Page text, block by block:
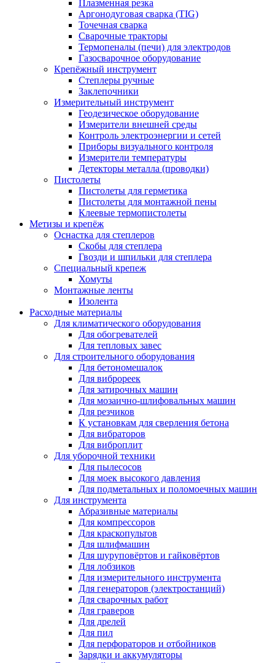
Плазменная резка
Аргонодуговая сварка (TIG)
Точечная сварка
Сварочные тракторы
Термопеналы (печи) для электродов
Газосварочное оборудование
Крепёжный инструмент
Степлеры ручные
Заклепочники
Измерительный инструмент
Геодезическое оборудование
Измерители внешней среды
Контроль электроэнергии и сетей
Приборы визуального контроля
Измерители температуры
Детекторы металла (проводки)
Пистолеты
Пистолеты для герметика
Пистолеты для монтажной пены
Клеевые термопистолеты
Метизы и крепёж
Оснастка для степлеров
Скобы для степлера
Гвозди и шпильки для степлера
Специальный крепеж
Хомуты
Монтажные ленты
Изолента
Расходные материалы
Для климатического оборудования
Для обогревателей
Для тепловых завес
Для строительного оборудования
Для бетономешалок
Для виброреек
Для затирочных машин
Для мозаично-шлифовальных машин
Для резчиков
К установкам для сверления бетона
Для вибраторов
Для виброплит
Для уборочной техники
Для пылесосов
Для моек высокого давления
Для подметальных и поломоечных машин
Для инструмента
Абразивные материалы
Для компрессоров
Для краскопультов
Для шлифмашин
Для шуруповёртов и гайковёртов
Для лобзиков
Для измерительного инструмента
Для генераторов (электростанций)
Для сварочных работ
Для граверов
Для дрелей
Для пил
Для перфораторов и отбойников
Зарядки и аккумуляторы